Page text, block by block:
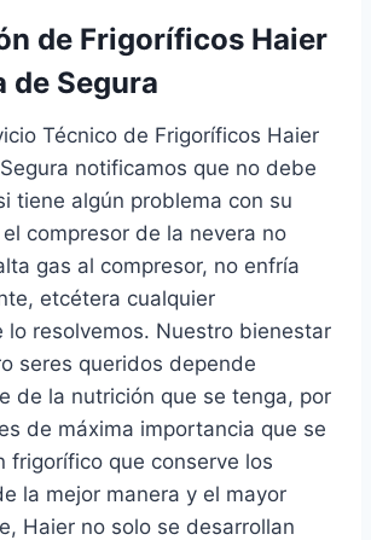
de Frigoríficos Haier
de Segura
Técnico de Frigoríficos Haier
notificamos que no debe
tiene algún problema con su
compresor de la nevera no
gas al compresor, no enfría
etcétera cualquier
lo resolvemos. Nuestro bienestar
seres queridos depende
de la nutrición que se tenga, por
de máxima importancia que se
frigorífico que conserve los
la mejor manera y el mayor
Haier no solo se desarrollan